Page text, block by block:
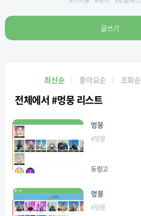
글쓰기
최신순 좋아요순 조회순
전체에서 #멍뭉 리스트
멍뭉
#멍뭉
듀랑고
멍뭉
#멍뭉